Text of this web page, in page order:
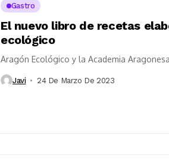
Gastro
El nuevo libro de recetas
ecológico
Aragón Ecológico y la Academia
Javi 24 De Marzo De 2023